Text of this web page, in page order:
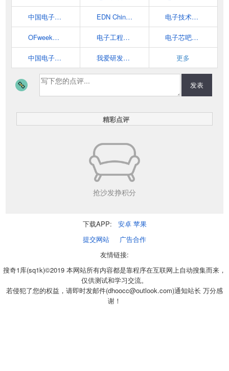
中国电子顶级开发网(EETOP)-电子设计论坛、博客、超人气的电子工程师资料分享平台 EDN China 电子技术设计 电子技术应用
OFweek电子工程网 电子工程专辑 EE Times China 电子芯吧客(www.icxbk.com)
中国电子技术网 我爱研发网52RD.com 更多
发表
精彩点评
抢沙发挣积分
下载APP: 安卓 苹果
提交网站
广告合作
友情链接:
搜奇1库(sq1k)©2019 本网站所有内容都是靠程序在互联网上自动搜集而来，
仅供测试和学习交流。
若侵犯了您的权益，请即时发邮件(dhoocc@outlook.com)通知站长 万分感
谢！